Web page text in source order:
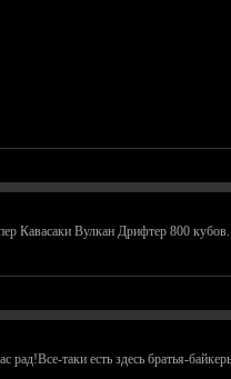
Кавасаки Вулкан Дрифтер 800
таки есть здесь братья-